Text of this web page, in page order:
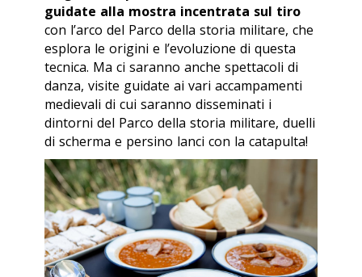
guidate alla mostra incentrata sul tiro
con l’arco del Parco della storia militare, che
esplora le origini e l’evoluzione di questa
tecnica. Ma ci saranno anche spettacoli di
danza, visite guidate ai vari accampamenti
medievali di cui saranno disseminati i
dintorni del Parco della storia militare, duelli
di scherma e persino lanci con la catapulta!